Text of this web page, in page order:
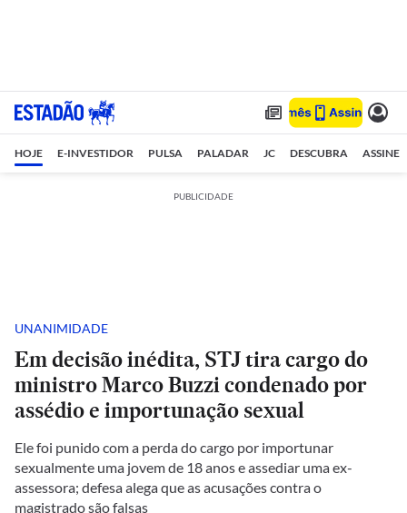
HOJE E-INVESTIDOR PULSA PALADAR JC DESCUBRA ASSINE
PUBLICIDADE
UNANIMIDADE
Em decisão inédita, STJ tira cargo do
ministro Marco Buzzi condenado por
assédio e importunação sexual
Ele foi punido com a perda do cargo por importunar
sexualmente uma jovem de 18 anos e assediar uma ex-
assessora; defesa alega que as acusações contra o
magistrado são falsas